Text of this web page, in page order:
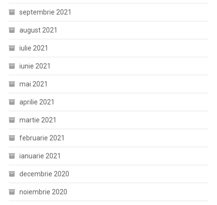
septembrie 2021
august 2021
iulie 2021
iunie 2021
mai 2021
aprilie 2021
martie 2021
februarie 2021
ianuarie 2021
decembrie 2020
noiembrie 2020